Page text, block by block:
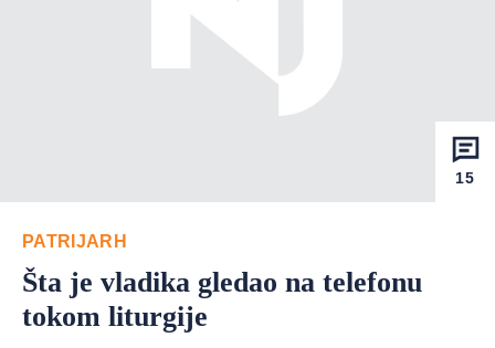
15
PATRIJARH
Šta je vladika gledao na telefonu
tokom liturgije